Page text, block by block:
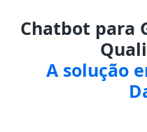
Chatbot para
A solução